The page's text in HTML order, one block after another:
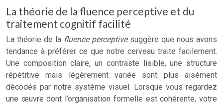
La théorie de la fluence perceptive et du
traitement cognitif facilité
La théorie de la fluence perceptivesuggère que nous avons
tendance à préférer ce que notre cerveau traite facilement.
Une composition claire, un contraste lisible, une structure
répétitive mais légèrement variée sont plus aisément
décodés par notre système visuel. Lorsque vous regardez
une œuvre dont l’organisation formelle est cohérente, votre